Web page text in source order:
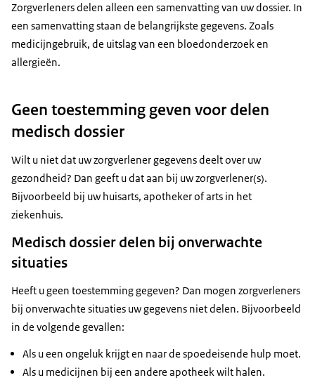
Zorgverleners delen alleen een samenvatting van uw dossier. In
een samenvatting staan de belangrijkste gegevens. Zoals
medicijngebruik, de uitslag van een bloedonderzoek en
allergieën.
Geen toestemming geven voor delen
medisch dossier
Wilt u niet dat uw zorgverlener gegevens deelt over uw
gezondheid? Dan geeft u dat aan bij uw zorgverlener(s).
Bijvoorbeeld bij uw huisarts, apotheker of arts in het
ziekenhuis.
Medisch dossier delen bij onverwachte
situaties
Heeft u geen toestemming gegeven? Dan mogen zorgverleners
bij onverwachte situaties uw gegevens niet delen. Bijvoorbeeld
in de volgende gevallen:
Als u een ongeluk krijgt en naar de spoedeisende hulp moet.
Als u medicijnen bij een andere apotheek wilt halen.